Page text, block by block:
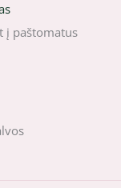
į paštomatus